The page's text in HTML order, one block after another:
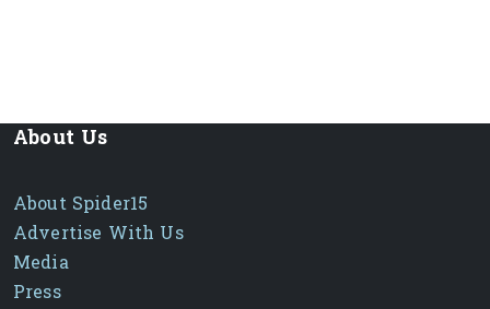
About Us
About Spider15
Advertise With Us
Media
Press